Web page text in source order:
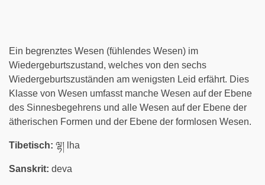
Ein begrenztes Wesen (fühlendes Wesen) im
Wiedergeburtszustand, welches von den sechs
Wiedergeburtszuständen am wenigsten Leid erfährt. Dies
Klasse von Wesen umfasst manche Wesen auf der Ebene
des Sinnesbegehrens und alle Wesen auf der Ebene der
ätherischen Formen und der Ebene der formlosen Wesen.
Tibetisch: ལྷ། lha
Sanskrit: deva